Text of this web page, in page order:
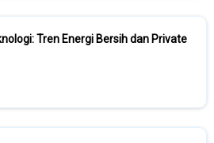
Tren Energi Bersih dan Private